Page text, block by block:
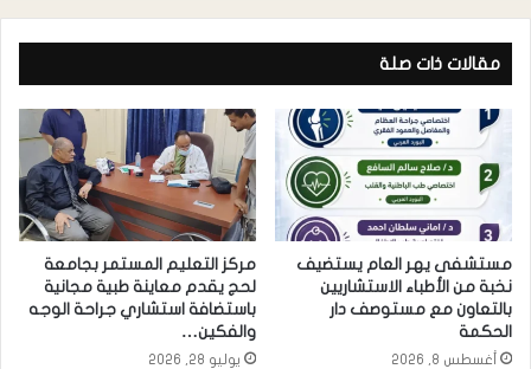
مقالات ذات صلة
مستشفى يهر العام يستضيف
نخبة من الأطباء الاستشاريين
بالتعاون مع مستوصف دار
الحكمة
أغسطس 8, 2026
مركز التعليم المستمر بجامعة
لحج يقدم معاينة طبية مجانية
باستضافة استشاري جراحة الوجه
والفكين…
يوليو 28, 2026